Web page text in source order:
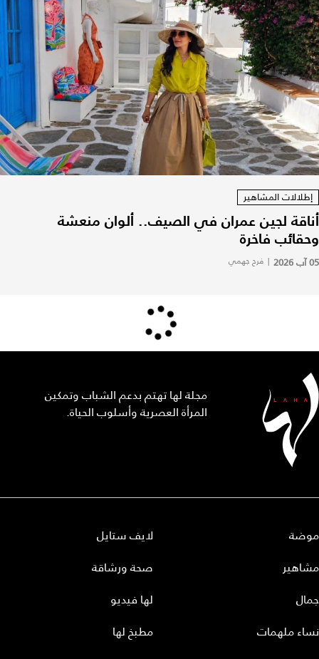
إطلالات المشاهير
أناقة لجين عمران في الصيف.. ألوان منعشة
وحقائب فاخرة
05 آب 2026 | فرح جهمي
مجلة لها تهتم بدعم الشباب وتمكين
المرأة العصرية وأسلوب الحياة.
موضة
مشاهير
جمال
نساء ملهمات
لايف ستايل
صحة ورشاقة
لها فيديو
مطبخ لها